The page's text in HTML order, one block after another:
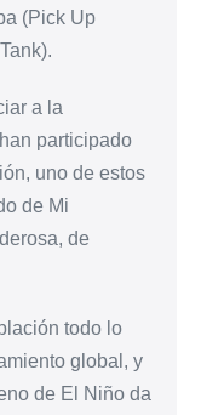
(Pick Up
a la
participado
uno de estos
de Mi
de
todo lo
global, y
de El Niño da